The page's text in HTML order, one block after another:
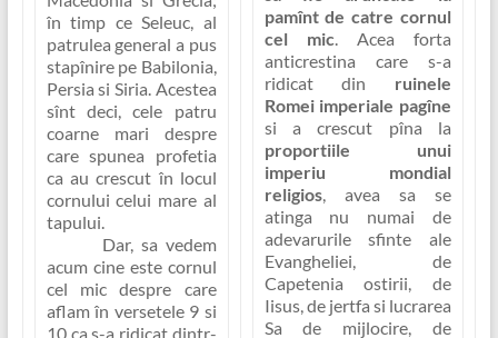
în timp ceSeleuc, al
patrulea general a pus
stapînire pe Babilonia,
Persia si Siria. Acestea
sînt deci, cele patru
coarne mari despre
care spunea profetia
ca au crescut în locul
cornului celui mare al
tapului.
Dar, sa vedem
acum cine este cornul
cel mic despre care
aflam în versetele 9 si
10 ca s-a ridicat dintr-
pamînt de catre cornul
cel mic. Acea forta
anticrestina care s-a
ridicat din ruinele
Romei imperiale pagîne
si a crescut pîna la
proportiile unui
imperiu mondial
religios, avea sa se
atinga nu numai de
adevarurile sfinte ale
Evangheliei, de
Capetenia ostirii, de
Iisus, de jertfa si lucrarea
Sa de mijlocire, de